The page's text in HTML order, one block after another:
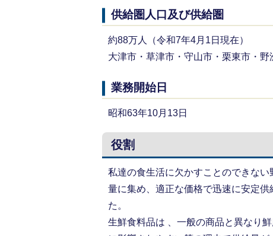
供給圏人口及び供給圏
約88万人（令和7年4月1日現在）
大津市・草津市・守山市・栗東市・
業務開始日
昭和63年10月13日
役割
私達の食生活に欠かすことのできな
量に集め、適正な価格で迅速に安定
た。
生鮮食料品は 、一般の商品と異なり